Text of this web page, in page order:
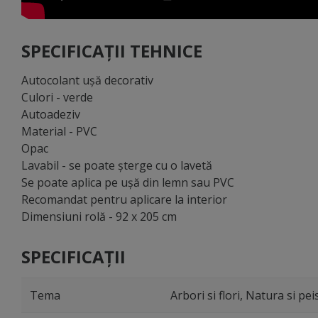
SPECIFICAȚII TEHNICE
Autocolant uşă decorativ
Culori - verde
Autoadeziv
Material - PVC
Opac
Lavabil - se poate şterge cu o lavetă
Se poate aplica pe uşă din lemn sau PVC
Recomandat pentru aplicare la interior
Dimensiuni rolă - 92 x 205 cm
SPECIFICAȚII
Tema Arbori si flori, Natura si